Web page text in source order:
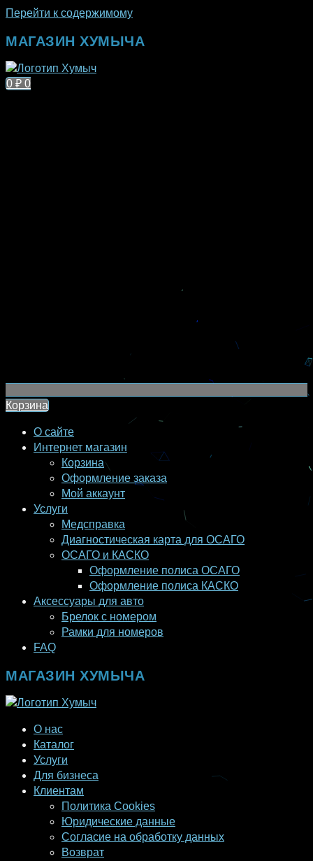
Перейти к содержимому
МАГАЗИН ХУМЫЧА
0 ₽ 0
Корзина
О сайте
Интернет магазин
Корзина
Оформление заказа
Мой аккаунт
Услуги
Медсправка
Диагностическая карта для ОСАГО
ОСАГО и КАСКО
Оформление полиса ОСАГО
Оформление полиса КАСКО
Аксессуары для авто
Брелок с номером
Рамки для номеров
FAQ
МАГАЗИН ХУМЫЧА
О нас
Каталог
Услуги
Для бизнеса
Клиентам
Политика Cookies
Юридические данные
Согласие на обработку данных
Возврат